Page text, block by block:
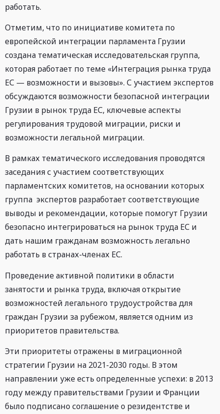
работать.
Отметим, что по инициативе комитета по
европейской интеграции парламента Грузии
создана тематическая исследовательская группа,
которая работает по теме «Интеграция рынка труда
ЕС — возможности и вызовы». С участием экспертов
обсуждаются возможности безопасной интеграции
Грузии в рынок труда ЕС, ключевые аспекты
регулирования трудовой миграции, риски и
возможности легальной миграции.
В рамках тематического исследования проводятся
заседания с участием соответствующих
парламентских комитетов, на основании которых
группа экспертов разработает соответствующие
выводы и рекомендации, которые помогут Грузии
безопасно интегрироваться на рынок труда ЕС и
дать нашим гражданам возможность легально
работать в странах-членах ЕС.
Проведение активной политики в области
занятости и рынка труда, включая открытие
возможностей легального трудоустройства для
граждан Грузии за рубежом, является одним из
приоритетов правительства.
Эти приоритеты отражены в миграционной
стратегии Грузии на 2021-2030 годы. В этом
направлении уже есть определенные успехи: в 2013
году между правительствами Грузии и Франции
было подписано соглашение о резидентстве и